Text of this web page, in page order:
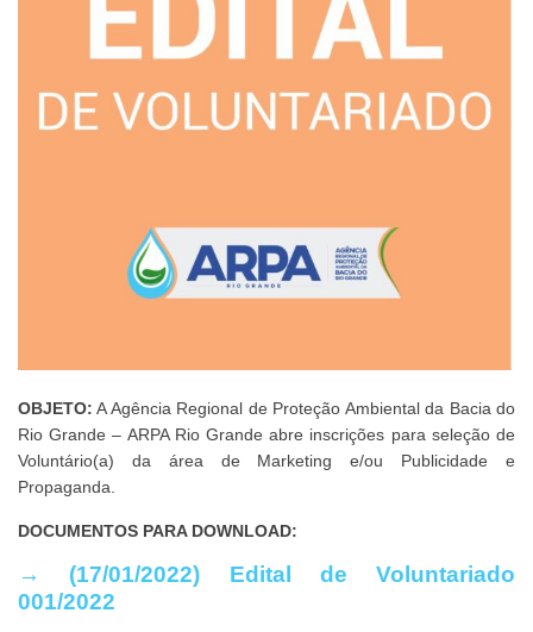
OBJETO: A Agência Regional de Proteção Ambiental da Bacia do
Rio Grande – ARPA Rio Grande abre inscrições para seleção de
Voluntário(a) da área de Marketing e/ou Publicidade e
Propaganda.
DOCUMENTOS PARA DOWNLOAD:
→ (17/01/2022) Edital de Voluntariado
001/2022